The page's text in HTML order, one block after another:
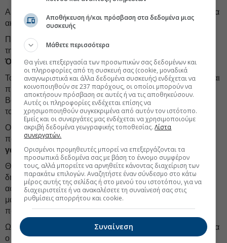
Αυτή δεν είναι μια λαμπρή ιστορία “θριάμβου” σας , αλλά μια
ακόμημελανή σελίδα της διακυβέρνησης σας.
Πρωταθλητές στην κατάλυση των θεσμών, στην αποφυγή
της διαφάνειας και της λογοδοσίας. Άξιοι μιμητές
Όρμπαν.
Το ότι μιλάει ο κ. Βορίδης για "δημοκρατικό καθήκον
", είναι
προφανώς το ανέκδοτο της ημέρας. Το ότι ασκεί ο κ.
Βορίδης κριτική στο Νίκο Ανδρουλάκη για την προσήλωση
του στη δημοκρατία, είναι παράσημο.
Ο κ. Βορίδης όταν παραβιάστηκαν οι νόμοι και
παρακολουθήθηκε, έκανε το δημοκρατικό του καθήκον
γαργάρακαι δεν συνέδραμε τη δικαιοσύνη.
Θα ήταν φαίνεται ένας "άλλος Βορίδης", αυτός που χθες
δήλωσε πως δεν τον κάλυψε η απάντηση Δεμίρη και
ασκούσε κριτική στον Εισαγγελέα που δεν τον κάλεσε ως
μάρτυρα στην υπόθεση των παράνομων
παρακολουθήσεων.
Ως εδώ με την υποκρισία. Αν κάτι έπρεπε να κάνουν σήμερα
ο κ. Βορίδης και ο κ. Μαρινάκης, ήταν να ζητήσουν
Αποθήκευση ή/και πρόσβαση στα δεδομένα μιας
συσκευής
Μάθετε περισσότερα
Θα γίνει επεξεργασία των προσωπικών σας δεδομένων και
οι πληροφορίες από τη συσκευή σας (cookie, μοναδικά
αναγνωριστικά και άλλα δεδομένα συσκευής) ενδέχεται να
κοινοποιηθούν σε 237 παρόχους, οι οποίοι μπορούν να
αποκτήσουν πρόσβαση σε αυτές ή να τις αποθηκεύσουν.
Αυτές οι πληροφορίες ενδέχεται επίσης να
χρησιμοποιηθούν συγκεκριμένα από αυτόν τον ιστότοπο.
Εμείς και οι συνεργάτες μας ενδέχεται να χρησιμοποιούμε
ακριβή δεδομένα γεωγραφικής τοποθεσίας.Λίστα
συνεργατών.
Ορισμένοι προμηθευτές μπορεί να επεξεργάζονται τα
προσωπικά δεδομένα σας με βάση το έννομο συμφέρον
τους, αλλά μπορείτε να αρνηθείτε κάνοντας διαχείριση των
παρακάτω επιλογών. Αναζητήστε έναν σύνδεσμο στο κάτω
μέρος αυτής της σελίδας ή στο μενού του ιστοτόπου, για να
διαχειριστείτε ή να ανακαλέσετε τη συναίνεσή σας στις
ρυθμίσεις απορρήτου και cookie.
Συναίνεση